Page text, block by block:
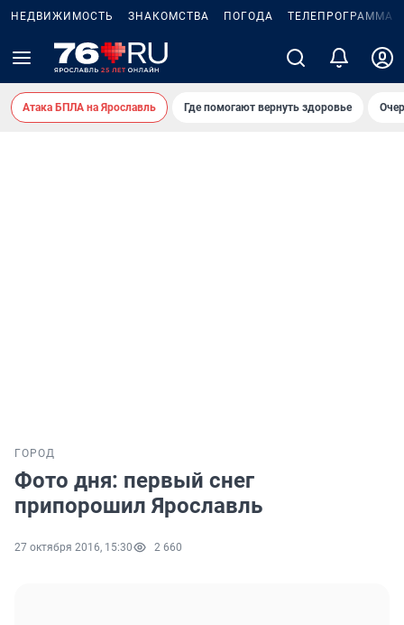
НЕДВИЖИМОСТЬ ЗНАКОМСТВА ПОГОДА ТЕЛЕПРОГРАММА
Атака БПЛА на Ярославль Где помогают вернуть здоровье
ГОРОД
Фото дня: первый снег
припорошил Ярославль
27 октября 2016, 15:30 2 660